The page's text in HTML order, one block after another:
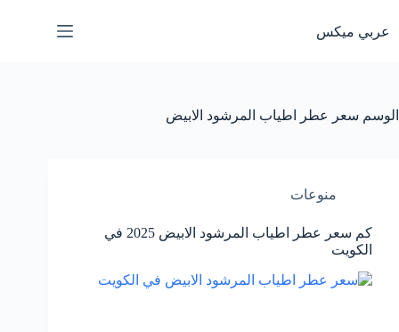
المحتوى
عربي ميكس
الوسم سعر عطر اطياب المرشود الابيض
منوعات
كم سعر عطر اطياب المرشود الابيض 2025 في
الكويت